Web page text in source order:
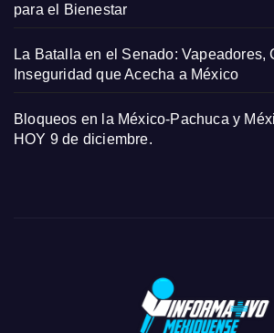
para el Bienestar
La Batalla en el Senado: Vapeadores,
Inseguridad que Acecha a México
Bloqueos en la México-Pachuca y
HOY 9 de diciembre.